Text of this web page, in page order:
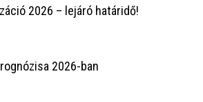
2026 – lejáró határidő!
2026-ban